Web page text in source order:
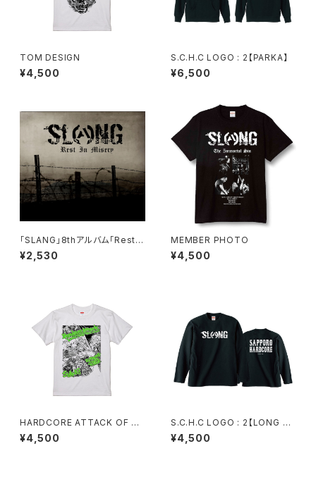
TOM DESIGN
¥4,500
S.C.H.C LOGO : 2【PARKA】
¥6,500
「SLANG」8thアルバム「Rest i
n Misery」
¥2,530
MEMBER PHOTO
¥4,500
HARDCORE ATTACK OF TH
E LOW LIFE DOGS TOUR 2
009
¥4,500
S.C.H.C LOGO : 2【LONG SL
EEVE : 黒ボディ】
¥4,500